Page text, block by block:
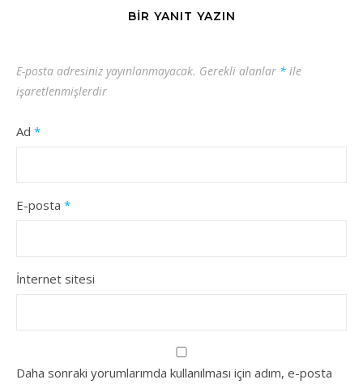
BIR YANIT YAZIN
E-posta adresiniz yayınlanmayacak. Gerekli alanlar * ile
işaretlenmişlerdir
Ad *
E-posta *
İnternet sitesi
Daha sonraki yorumlarımda kullanılması için adım, e-posta